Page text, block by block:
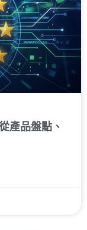
產品盤點、